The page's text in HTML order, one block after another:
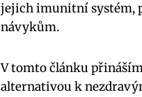
jejich imunitní systém,
návykům.
V tomto článku
alternativou k